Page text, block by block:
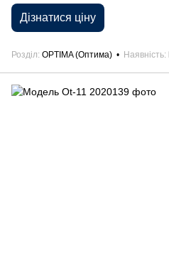
Дізнатися ціну
Розділ OPTIMA (Оптима) Наявність